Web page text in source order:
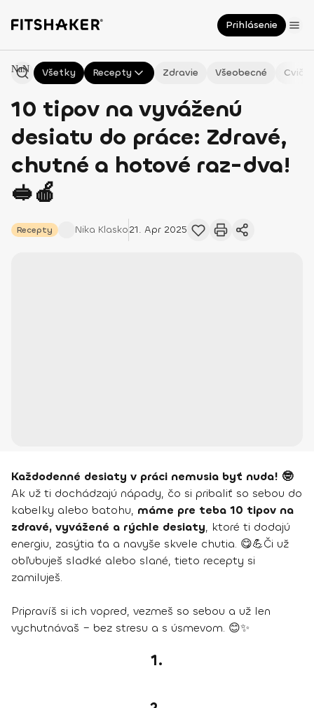
Prihlásenie
Všetky Recepty Zdravie Všeobecné
10 tipov na vyváženú
desiatu do práce: Zdravé,
chutné a hotové raz-dva!
🥪🍎
Recepty Nika Klasko21. Apr 2025
NaN
Každodenné desiaty v práci nemusia byť nuda! 🤓
Ak už ti dochádzajú nápady, čo si pribaliť so sebou do
kabelky alebo batohu, máme pre teba 10 tipov na
zdravé, vyvážené a rýchle desiaty, ktoré ti dodajú
energiu, zasýtia ťa a navyše skvele chutia. 😋💪Či už
obľubuješ sladké alebo slané, tieto recepty si
zamiluješ.
Pripravíš si ich vopred, vezmeš so sebou a už len
vychutnávaš – bez stresu a s úsmevom. 😊✨
1.